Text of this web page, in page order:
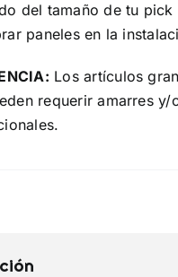
del tamaño de tu pick
paneles en la
Los artículos
requerir amarres y/